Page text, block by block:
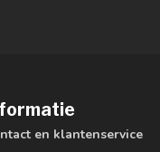
en klantenservice